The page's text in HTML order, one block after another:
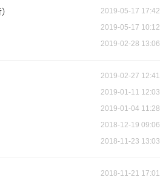
2019-05-17 17:42
2019-05-17 10:12
2019-02-28 13:06
2019-02-27 12:41
2019-01-11 12:03
2019-01-04 11:28
2018-12-19 09:06
2018-11-23 13:03
2018-11-21 17:01